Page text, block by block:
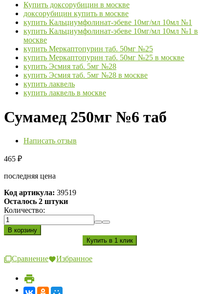
Купить доксорубицин в москве
доксорубицин купить в москве
купить Кальциумфолинат-эбеве 10мг/мл 10мл №1
купить Кальциумфолинат-эбеве 10мг/мл 10мл №1 в
москве
купить Меркаптопурин таб. 50мг №25
купить Меркаптопурин таб. 50мг №25 в москве
купить Эсмия таб. 5мг №28
купить Эсмия таб. 5мг №28 в москве
купить лаквель
купить лаквель в москве
Сумамед 250мг №6 таб
Написать отзыв
465 ₽
последняя цена
Код артикула: 39519
Осталось 2 штуки
Количество:
Сравнение Избранное